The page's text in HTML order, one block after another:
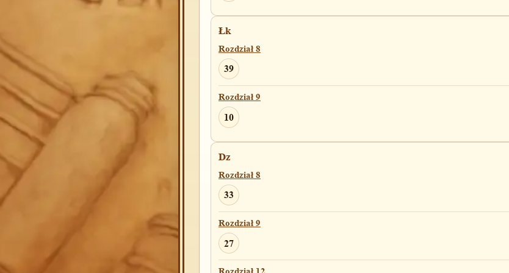
23
Sdz(A)
Rozdział 6
13
Sdz(B)
11
Rozdział 6
13
1Krl
Łk
Rozdział 8
39
Rozdział 9
10
Dz
Rozdział 8
33
Rozdział 9
27